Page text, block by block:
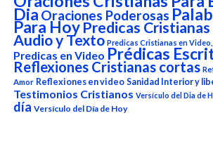
Dia Oraciones Poderosas
Para Hoy Predicas
Audio y Texto Predicas Cristianas en
Predicas en Video Prédicas
Reflexiones Cristianas cortas
Amor Reflexiones en video Sanidad Interior y
Testimonios Cristianos Versículo del Dia de
día Versículo del Día de Hoy